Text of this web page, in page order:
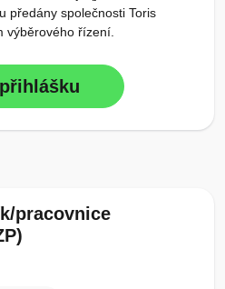
předány společnosti Toris
výběrového řízení.
pracovnice